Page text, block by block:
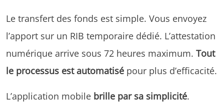
Le transfert des fonds est simple. Vous envoyez
l’apport sur un RIB temporaire dédié. L’attestation
numérique arrive sous 72 heures maximum. Tout
le processus est automatisé pour plus d’efficacité.
L’application mobile brille par sa simplicité.